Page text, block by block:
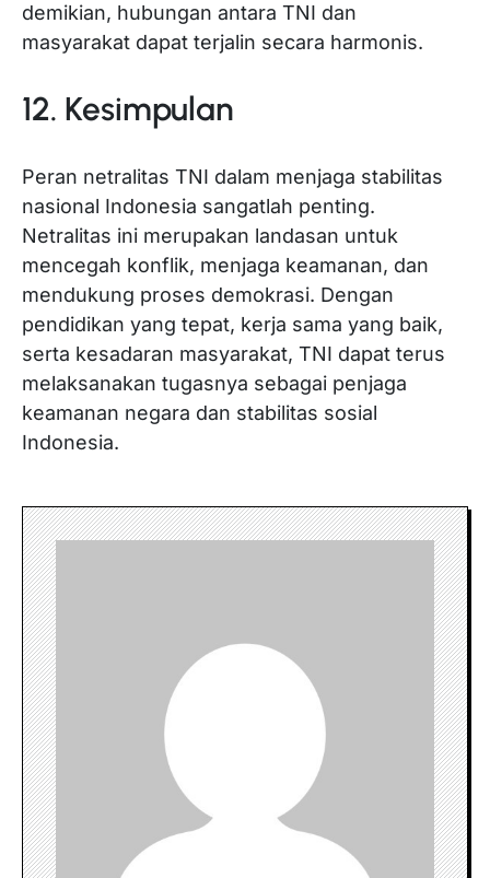
demikian, hubungan antara TNI dan
masyarakat dapat terjalin secara harmonis.
12. Kesimpulan
Peran netralitas TNI dalam menjaga stabilitas
nasional Indonesia sangatlah penting.
Netralitas ini merupakan landasan untuk
mencegah konflik, menjaga keamanan, dan
mendukung proses demokrasi. Dengan
pendidikan yang tepat, kerja sama yang baik,
serta kesadaran masyarakat, TNI dapat terus
melaksanakan tugasnya sebagai penjaga
keamanan negara dan stabilitas sosial
Indonesia.